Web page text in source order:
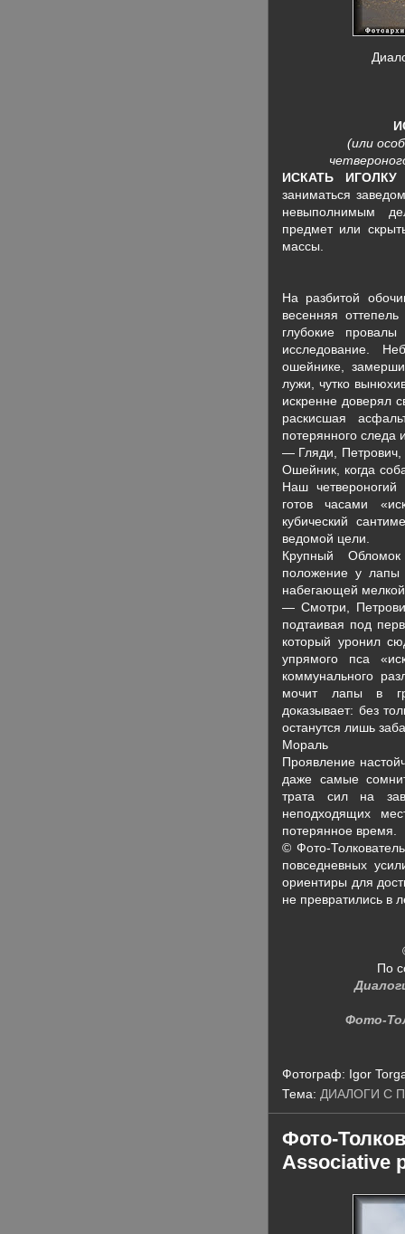
(или
ИСКАТЬ
заниматься
невыполнимым
предмет или
массы.
На разбитой
весенняя
глубокие
исследование.
ошейнике,
лужи, чутко
искренне доверял
раскисшая
потерянного следа
— Гляди, Петрович,
Ошейник, когда
Наш
готов часами
кубический
ведомой цели.
Крупный
положение у лапы
набегающей
— Смотри,
подтаивая под
который уронил
упрямого пса
коммунального
мочит лапы в
доказывает: без
останутся лишь
Мораль
Проявление
даже самые
трата сил на
неподходящих
потерянное время.
© Фото-
повседневных
ориентиры для
не превратились в
По
Фото-
Фотограф: Igor
Тема: ДИАЛОГИ С
Фото-
Associative